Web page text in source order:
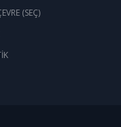
(SEÇ)